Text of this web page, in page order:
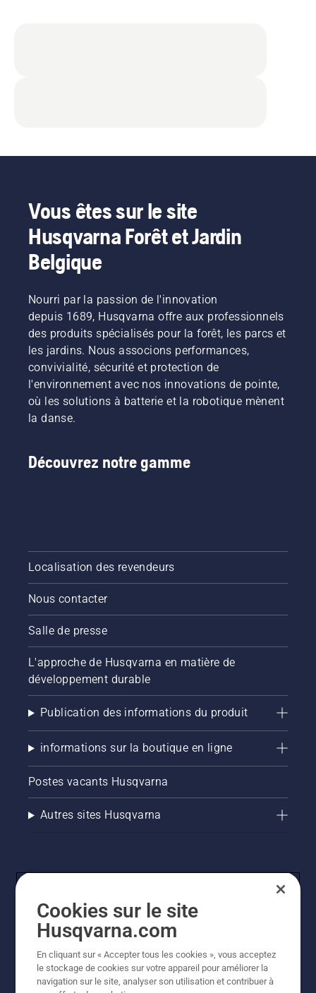
Vous êtes sur le site
Husqvarna Forêt et Jardin
Belgique
Nourri par la passion de l'innovation
depuis 1689, Husqvarna offre aux professionnels
des produits spécialisés pour la forêt, les parcs et
les jardins. Nous associons performances,
convivialité, sécurité et protection de
l'environnement avec nos innovations de pointe,
où les solutions à batterie et la robotique mènent
la danse.
Découvrez notre gamme
Localisation des revendeurs
Nous contacter
Salle de presse
L'approche de Husqvarna en matière de
développement durable
Publication des informations du produit
informations sur la boutique en ligne
Postes vacants Husqvarna
Autres sites Husqvarna
© Husqvarna AB (publ). Tous droits réservés. Les prix
indiqués sont des prix de vente conseillés. Tous les prix
Cookies sur le site
Husqvarna.com
En cliquant sur « Accepter tous les cookies », vous acceptez
le stockage de cookies sur votre appareil pour améliorer la
navigation sur le site, analyser son utilisation et contribuer à